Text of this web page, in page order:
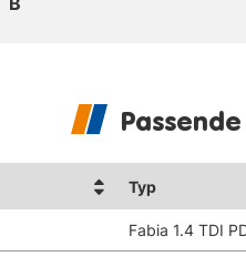
Typ
Fabia 1.4 TDI